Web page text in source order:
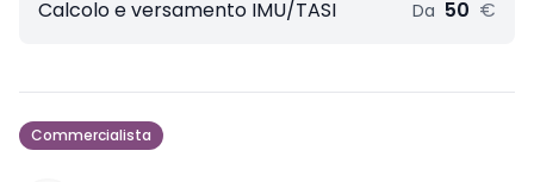
Calcolo e versamento IMU/TASI Da 50 €
Commercialista